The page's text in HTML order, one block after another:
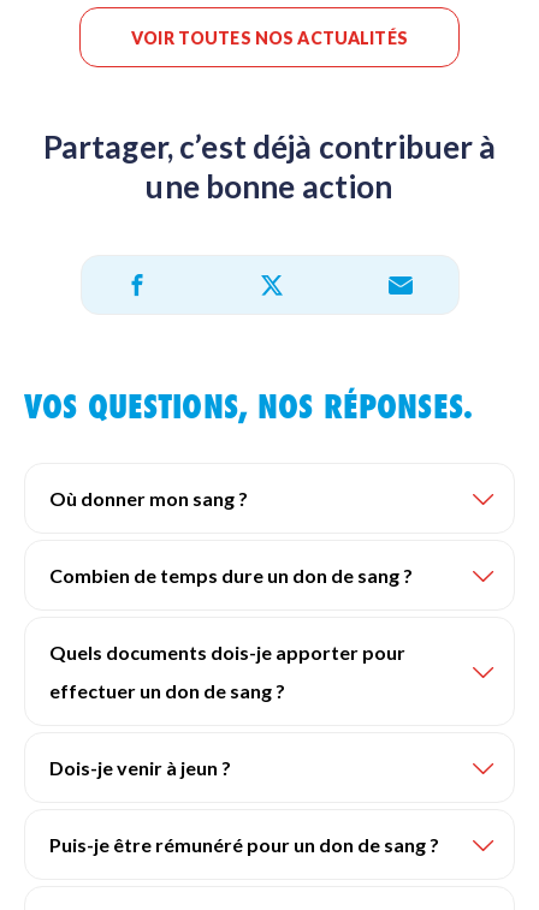
VOIR TOUTES NOS ACTUALITÉS
Partager, c’est déjà contribuer à
une bonne action
Partager sur FacebookPartager sur X Partager par e-mail
VOS QUESTIONS, NOS RÉPONSES.
Où donner mon sang ?
Combien de temps dure un don de sang ?
Quels documents dois-je apporter pour
effectuer un don de sang ?
Dois-je venir à jeun ?
Puis-je être rémunéré pour un don de sang ?